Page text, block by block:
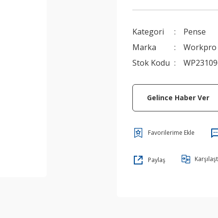
Kategori
Pense
Marka
Workpro
Stok Kodu
Gelince Haber Ver
Paylaş